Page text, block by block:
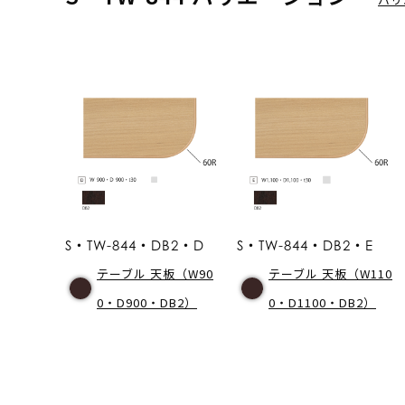
S・TW-844・DB2・D
テーブル 天板（W90
0・D900・DB2）
S・TW-844・DB2・E
テーブル 天板（W110
0・D1100・DB2）